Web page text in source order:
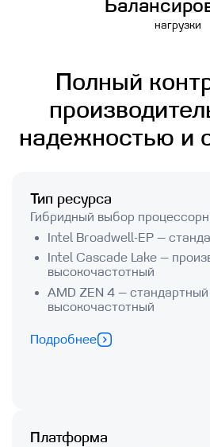
нагрузки
Полный
надежностью и
Тип ресурса
Гибридный выбор
Intel Broadwell-EP —
Intel Cascade Lake —
высокочастотный
AMD ZEN 4 — стандартный
высокочастотный
Подробнее
Платформа